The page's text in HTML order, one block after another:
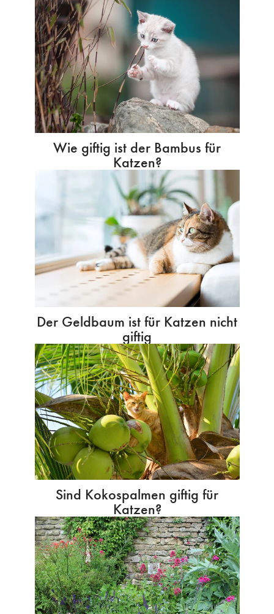
Wie giftig ist der Bambus für
Katzen?
Der Geldbaum ist für Katzen nicht
giftig
Sind Kokospalmen giftig für
Katzen?